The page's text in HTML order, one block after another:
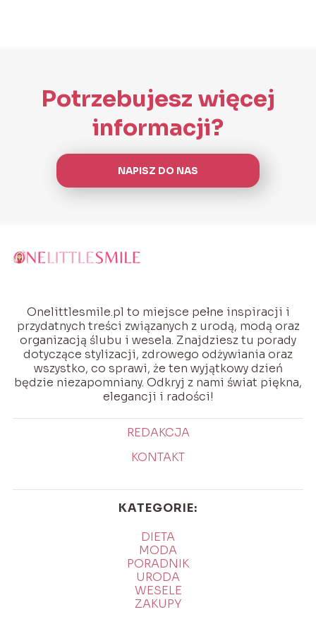
Potrzebujesz więcej
informacji?
NAPISZ DO NAS
Onelittlesmile.pl to miejsce pełne inspiracji i
przydatnych treści związanych z urodą, modą oraz
organizacją ślubu i wesela. Znajdziesz tu porady
dotyczące stylizacji, zdrowego odżywiania oraz
wszystko, co sprawi, że ten wyjątkowy dzień
będzie niezapomniany. Odkryj z nami świat piękna,
elegancji i radości!
REDAKCJA
KONTAKT
KATEGORIE:
DIETA
MODA
PORADNIK
URODA
WESELE
ZAKUPY